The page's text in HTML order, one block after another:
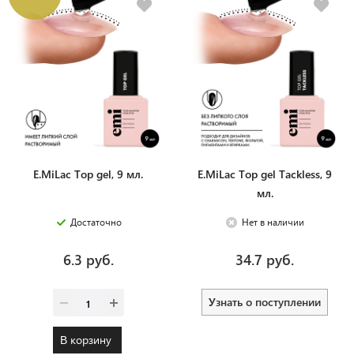
E.MiLac Top gel, 9 мл.
Достаточно
6.3 руб.
В корзину
E.MiLac Top gel Tackless, 9
мл.
Нет в наличии
34.7 руб.
Узнать о поступлении